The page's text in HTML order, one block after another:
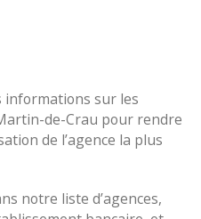
informations sur les
de-Crau pour rendre
de l’agence la plus
notre liste d’agences,